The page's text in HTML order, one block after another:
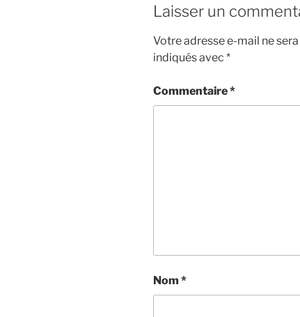
Laisser un
Votre adresse e-mail ne
indiqués avec *
Commentaire*
Nom *